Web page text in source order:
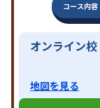
コース内容
オンライン校
地図を見る